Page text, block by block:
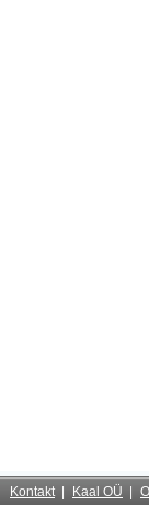
Kontakt Kaal OÜ